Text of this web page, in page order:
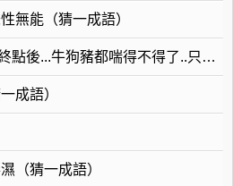
無能（猜一成語）
牛狗豬羊比賽賽跑...跑到終點後...牛狗豬都喘得不得了..只有羊不喘氣（猜一成語）
成語）
（猜一成語）